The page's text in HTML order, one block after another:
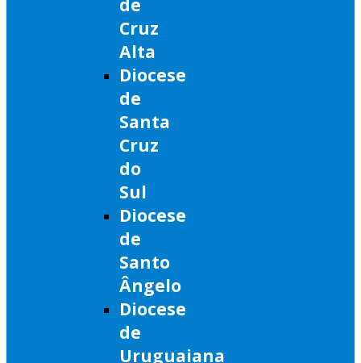
de
Cruz
Alta
Diocese
de
Santa
Cruz
do
Sul
Diocese
de
Santo
Ângelo
Diocese
de
Uruguaiana